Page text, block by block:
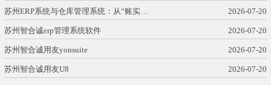
苏州ERP系统与仓库管理系统：从“账实… 2026-07-20
苏州智合诚erp管理系统软件 2026-07-20
苏州智合诚用友yonsuite 2026-07-20
苏州智合诚用友U8 2026-07-20